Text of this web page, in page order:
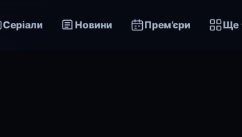
Серіали Новини Прем’єри Ще